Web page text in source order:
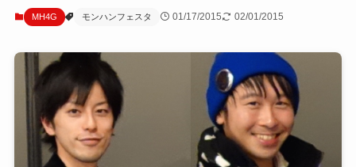
MH4G モンハンフェスタ 01/17/2015 02/01/2015